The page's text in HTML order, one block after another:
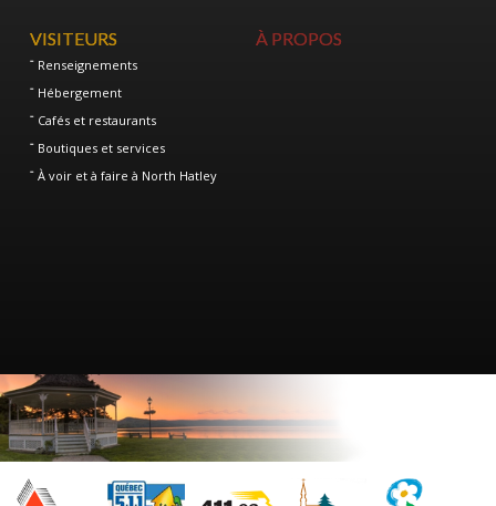
VISITEURS
Renseignements
Hébergement
Cafés et restaurants
Boutiques et services
À voir et à faire à North Hatley
À PROPOS